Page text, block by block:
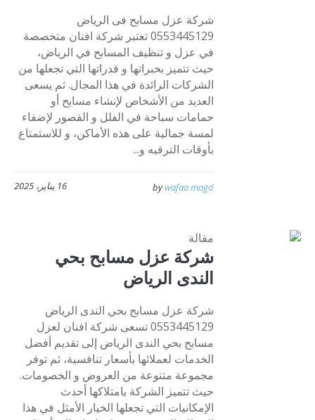
شركة عزل مسابح فى الرياض
0553445129 تعتبر شركة افنان متخصصة
في عزل و تنظيف المسابح في الرياض،
حيث تتميز بخبراتها و قدراتها التي تجعلها من
الشركات الرائدة في هذا المجال. ثم يسعى
العديد من الأشخاص لإنشاء مسابح أو
حمامات سباحة في الفلل و القصور لإضفاء
لمسة جمالية على هذه الأماكن، و للاستمتاع
بأوقات الترفيه و...
16 يناير، 2025 bywafaa magd
مقالة
شركة عزل مسابح بحي
الندى الرياض
شركة عزل مسابح بحي الندى الرياض
0553445129 تسعى شركة افنان لعزل
مسابح بحي الندى الرياض إلى تقديم أفضل
الخدمات لعملائها بأسعار تنافسية، ثم توفر
مجموعة متنوعة من العروض و الخصومات.
حيث تتميز الشركة بامتلاكها أحدث
الإمكانيات التي تجعلها الخيار الأمثل في هذا